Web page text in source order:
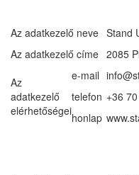
Az adatkezelő neve Stand
Az adatkezelő címe 2085
Az
adatkezelő
elérhetőségei
e-mail
telefon +36
honlap